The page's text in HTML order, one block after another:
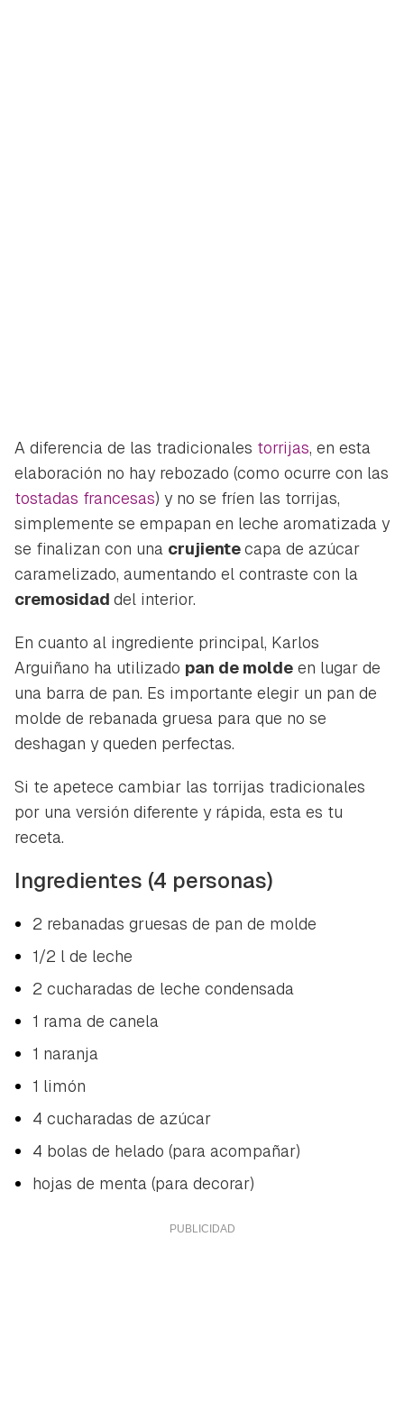
A diferencia de las tradicionales torrijas, en esta
elaboración no hay rebozado (como ocurre con las
tostadas francesas) y no se fríen las torrijas,
simplemente se empapan en leche aromatizada y
se finalizan con una crujientecapa de azúcar
caramelizado, aumentando el contraste con la
cremosidad del interior.
En cuanto al ingrediente principal, Karlos
Arguiñano ha utilizado pan de molde en lugar de
una barra de pan. Es importante elegir un pan de
molde de rebanada gruesa para que no se
deshagan y queden perfectas.
Si te apetece cambiar las torrijas tradicionales
por una versión diferente y rápida, esta es tu
receta.
Ingredientes (4 personas)
2 rebanadas gruesas de pan de molde
1/2 l de leche
2 cucharadas de leche condensada
1 rama de canela
1 naranja
1 limón
4 cucharadas de azúcar
4 bolas de helado (para acompañar)
hojas de menta (para decorar)